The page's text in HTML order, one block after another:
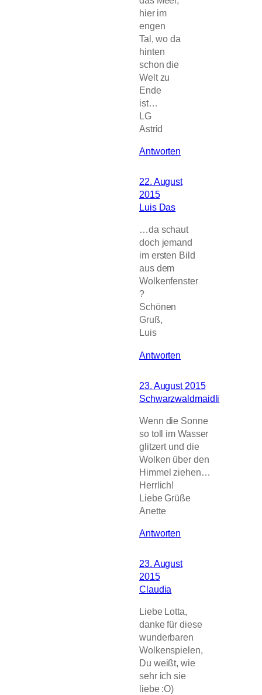
hier im
engen
Tal, wo da
hinten
schon die
Welt zu
Ende
ist…
LG
Astrid
Antworten
22. August
2015
Luis Das
…da schaut
doch jemand
im ersten Bild
aus dem
Wolkenfenster
?
Schönen
Gruß,
Luis
Antworten
23. August 2015
Schwarzwaldmaidli
Wenn die Sonne
so toll im Wasser
glitzert und die
Wolken über den
Himmel ziehen…
Herrlich!
Liebe Grüße
Anette
Antworten
23. August
2015
Claudia
Liebe Lotta,
danke für diese
wunderbaren
Wolkenspielen,
Du weißt, wie
sehr ich sie
liebe :O)